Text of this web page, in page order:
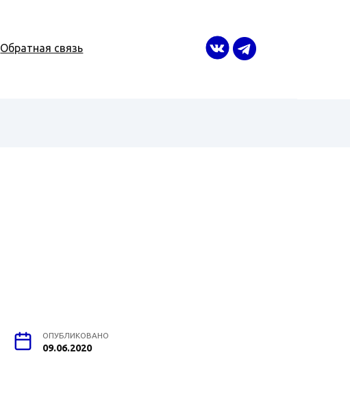
Обратная связь
ОПУБЛИКОВАНО
09.06.2020